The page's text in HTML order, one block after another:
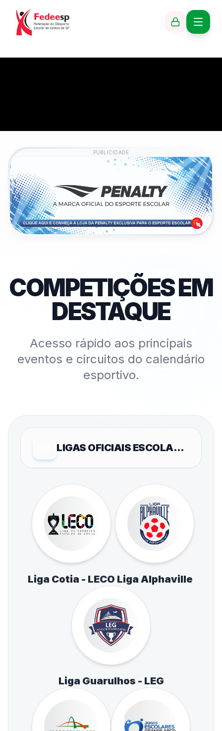
PUBLICIDADE
COMPETIÇÕES EM
DESTAQUE
Acesso rápido aos principais
eventos e circuitos do calendário
esportivo.
LIGAS OFICIAIS ESCOLARES
Liga Cotia - LECO Liga Alphaville
Liga Guarulhos - LEG